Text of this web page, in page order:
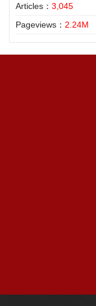
Articles： 3,045
Pageviews： 2.24M